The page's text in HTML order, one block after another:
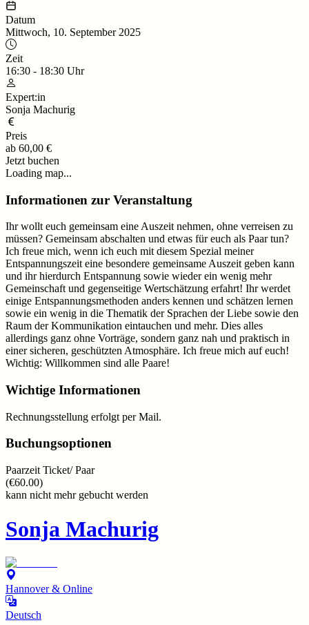
Datum
Mittwoch, 10. September 2025
Zeit
16:30 - 18:30 Uhr
Expert:in
Sonja Machurig
Preis
ab 60,00 €
Jetzt buchen
Loading map...
Informationen zur Veranstaltung
Ihr wollt euch gemeinsam eine Auszeit nehmen, ohne verreisen zu
müssen? Gemeinsam abschalten und etwas für euch als Paar tun?
Ich freue mich, wenn ich euch mit diesem Spezial meiner
Entspannungszeit eine besondere gemeinsame Auszeit geben kann
und ihr hierdurch Entspannung sowie wieder ein wenig mehr
Gemeinschaft und gegenseitige Wertschätzung erfahrt! Ihr werdet
einige Entspannungsmethoden anders kennen und schätzen lernen
sowie ein wenig in die Thematik der Sprachen der Liebe sowie den
Raum der Kommunikation eintauchen und mehr. Dies alles
allerdings ganz ohne Vorträge, sondern ganz nah und praktisch in
einer sicheren, geschützten Atmosphäre. Ich freue mich auf euch!
Wichtig: Willkommen sind alle Paare!
Wichtige Informationen
Rechnungsstellung erfolgt per Mail.
Buchungsoptionen
Paarzeit Ticket/ Paar
(€60.00)
kann nicht mehr gebucht werden
Sonja Machurig
Hannover & Online
Deutsch